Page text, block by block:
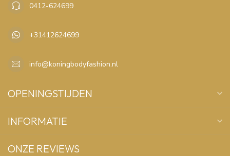
0412-624699
+31412624699
info@koningbodyfashion.nl
OPENINGSTIJDEN
INFORMATIE
ONZE REVIEWS